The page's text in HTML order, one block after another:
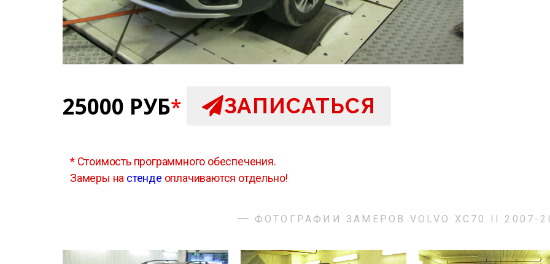
25000 РУБ* ЗАПИСАТЬСЯ
*Стоимость программного обеспечения.
Замеры на стенде оплачиваются отдельно!
ФОТОГРАФИИ ЗАМЕРОВ VOLVO XC70 II 2007-